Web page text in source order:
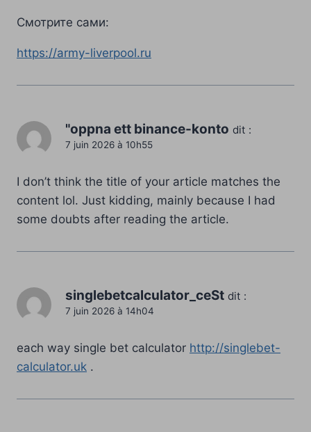
Смотрите сами:
https://army-liverpool.ru
"oppna ett binance-konto dit :
7 juin 2026 à 10h55
I don’t think the title of your article matches the
content lol. Just kidding, mainly because I had
some doubts after reading the article.
singlebetcalculator_ceSt dit :
7 juin 2026 à 14h04
each way single bet calculator http://singlebet-
calculator.uk .